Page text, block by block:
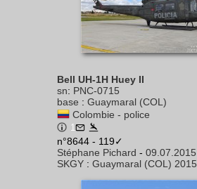
Bell UH-1H Huey II
sn: PNC-0715
base : Guaymaral (COL)
Colombie - police
1
n°8644 - 119✓
Stéphane Pichard - 09.07.2015
SKGY : Guaymaral (COL) 2015